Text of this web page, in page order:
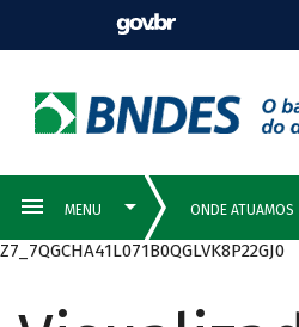
Z7_7QGCHA41L071B0QGLVK8P22GJ0